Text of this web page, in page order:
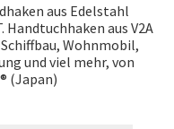
aus Edelstahl
Handtuchhaken aus V2A
Wohnmobil,
und viel mehr, von
(Japan)